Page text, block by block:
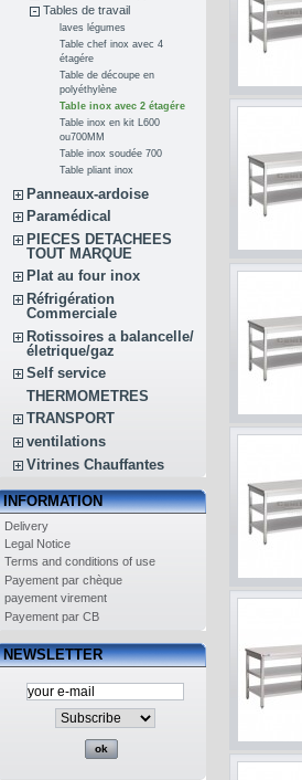
Tables de travail
laves légumes
Table chef inox avec 4
étagére
Table de découpe en
polyéthylène
Table inox avec 2 étagére
Table inox en kit L600
ou700MM
Table inox soudée 700
Table pliant inox
Panneaux-ardoise
Paramédical
PIECES DETACHEES
TOUT MARQUE
Plat au four inox
Réfrigération
Commerciale
Rotissoires a balancelle/
életrique/gaz
Self service
THERMOMETRES
TRANSPORT
ventilations
Vitrines Chauffantes
INFORMATION
Delivery
Legal Notice
Terms and conditions of use
Payement par chèque
payement virement
Payement par CB
NEWSLETTER